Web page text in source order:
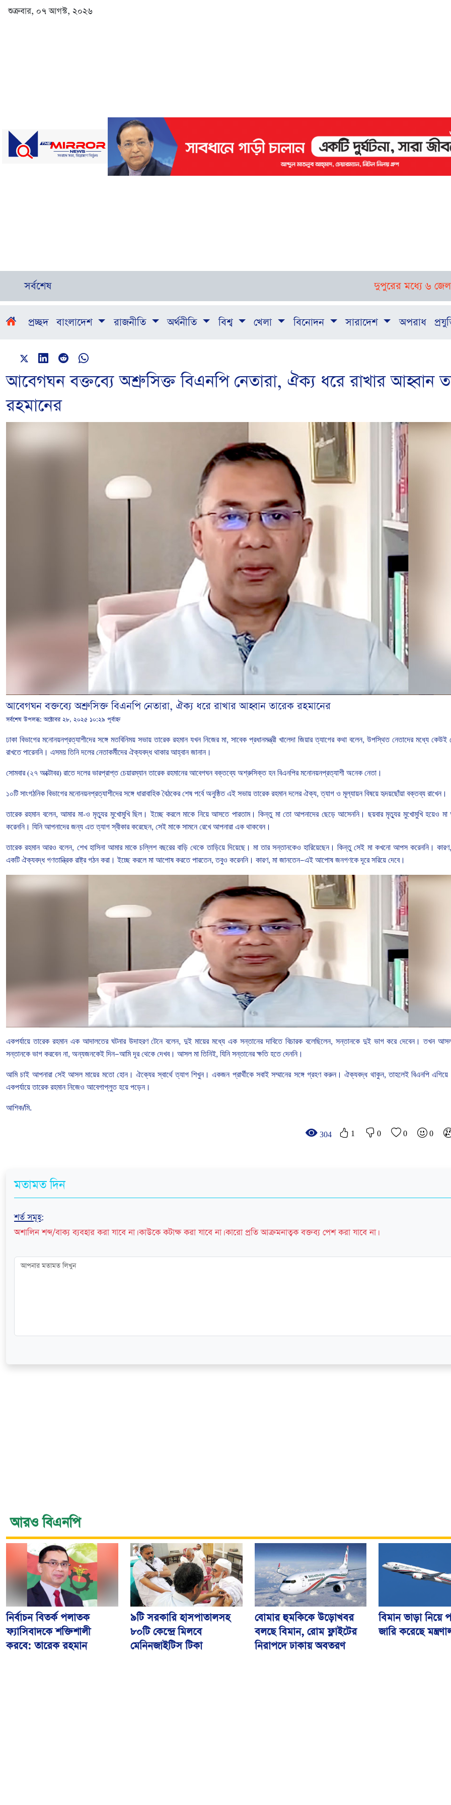
শুক্রবার, ০৭ আগস্ট, ২০২৬
সর্বশেষ দুপুরের মধ্যে ৬ জেলায় ঝড়-
প্রচ্ছদ বাংলাদেশ রাজনীতি অর্থনীতি বিশ্ব খেলা বিনোদন সারাদেশ অপরাধ
আবেগঘন বক্তব্যে অশ্রুসিক্ত বিএনপি নেতারা, ঐক্য ধরে রাখার আহ্বান
রহমানের
আবেগঘন বক্তব্যে অশ্রুসিক্ত বিএনপি নেতারা, ঐক্য ধরে রাখার আহ্বান তারেক রহমানের
সর্বশেষ উপলব্ধ:অক্টোবর ২৮, ২০২৫ ১০:২৯ পূর্বাহ্ন
ঢাকা বিভাগের মনোনয়নপ্রত্যাশীদের সঙ্গে মতবিনিময় সভায় তারেক রহমান যখন নিজের মা, সাবেক প্রধানমন্ত্রী খালেদা জিয়ার ত্যাগের কথা বলেন, উপস্থিত নেতাদের মধ্যে কেউই
রাখতে পারেননি। এসময় তিনি দলের নেতাকর্মীদের ঐক্যবদ্ধ থাকার আহ্বান জানান।
সোমবার(২৭ অক্টোবর) রাতে দলের ভারপ্রাপ্ত চেয়ারম্যান তারেক রহমানের আবেগঘন বক্তব্যে অশ্রুসিক্ত হন বিএনপির মনোনয়নপ্রত্যাশী অনেক নেতা।
১০টি সাংগঠনিক বিভাগের মনোনয়নপ্রত্যাশীদের সঙ্গে ধারাবাহিক বৈঠকের শেষ পর্বে অনুষ্ঠিত এই সভায় তারেক রহমান দলের ঐক্য,ত্যাগ ও মূল্যায়ন বিষয়ে হৃদয়ছোঁয়া বক্তব্য রাখেন।
তারেক রহমান বলেন,আমার মা-ও মৃত্যুর মুখোমুখি ছিল। ইচ্ছে করলে মাকে নিয়ে আসতে পারতাম। কিন্তু মা তো আপনাদের ছেড়ে আসেননি। ছয়বার মৃত্যুর মুখোমুখি হয়েও মা
করেননি। যিনি আপনাদের জন্য এত ত্যাগ স্বীকার করেছেন, সেই মাকে সামনে রেখে আপনারা এক থাকবেন।
তারেক রহমান আরও বলেন, শেখ হাসিনা আমার মাকে চল্লিশ বছরের বাড়ি থেকে তাড়িয়ে দিয়েছে। মা তার সন্তানকেও হারিয়েছেন। কিন্তু সেই মা কখনো আপস করেননি। কারণ
একটি ঐক্যবদ্ধ গণতান্ত্রিক রাষ্ট্র গঠন করা। ইচ্ছে করলে মা আপোষ করতে পারতেন,তবুও করেননি। কারণ, মা জানতেন—এই আপোষ জনগণকে দূরে সরিয়ে দেবে।
একপর্যায়ে তারেক রহমান এক আদালতের ঘটনার উদাহরণ টেনে বলেন,দুই মায়ের মধ্যে এক সন্তানের দাবিতে বিচারক বলেছিলেন, সন্তানকে দুই ভাগ করে দেবেন। তখন
সন্তানকে ভাগ করবেন না, অন্যজনকেই দিন—আমি দূর থেকে দেখব। আসল মা তিনিই, যিনি সন্তানের ক্ষতি হতে দেননি।
আমি চাই আপনারা সেই আসল মায়ের মতো হোন। ঐক্যের স্বার্থে ত্যাগ শিখুন। একজন প্রার্থীকে সবাই সম্মানের সঙ্গে গ্রহণ করুন। ঐক্যবদ্ধ থাকুন,তাহলেই বিএনপি এগিয়ে
একপর্যায়ে তারেক রহমান নিজেও আবেগাপ্লুত হয়ে পড়েন।
আশিক/মি.
304 1 0 0 0
মতামত দিন
শর্ত সমূহ:
অশালিন শব্দ/বাক্য ব্যবহার করা যাবে না। কাউকে কটাক্ষ করা যাবে না। কারো প্রতি আক্রমনাত্বক বক্তব্য পেশ করা যাবে না।
আরও বিএনপি
নির্বাচন বিতর্ক পলাতক
ফ্যাসিবাদকে শক্তিশালী
করবে: তারেক রহমান
৯টি সরকারি হাসপাতালসহ
৮০টি কেন্দ্রে মিলবে
মেনিনজাইটিস টিকা
বোমার হুমকিকে উড়োখবর
বলছে বিমান, রোম ফ্লাইটের
নিরাপদে ঢাকায় অবতরণ
বিমান ভাড়া নিয়ে
জারি করেছে